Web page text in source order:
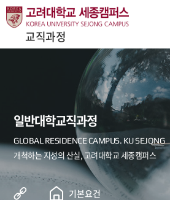
교직과정
일반대학교직과정
기본요건